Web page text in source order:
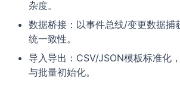
杂度。
数据桥接：以事件总线/变更数据捕
统一致性。
导入导出：CSV/JSON模板标准化
与批量初始化。